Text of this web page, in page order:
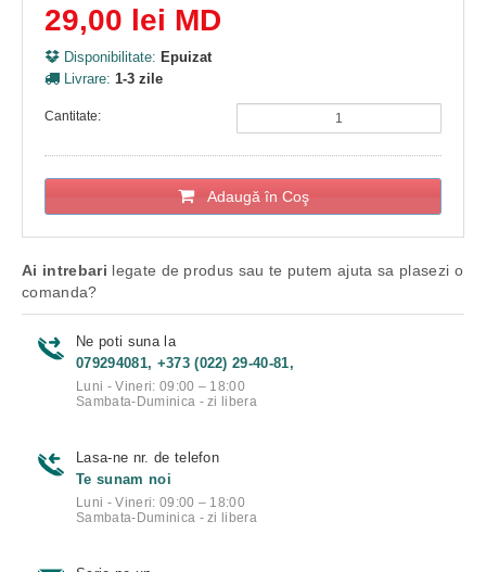
29,00 lei MD
Disponibilitate: Epuizat
Livrare: 1-3 zile
Cantitate:
Adaugă în Coş
Ai intrebari legate de produs sau te putem ajuta sa plasezi o
comanda?
Ne poti suna la
079294081, +373 (022) 29-40-81,
Luni - Vineri: 09:00 – 18:00
Sambata-Duminica - zi libera
Lasa-ne nr. de telefon
Te sunam noi
Luni - Vineri: 09:00 – 18:00
Sambata-Duminica - zi libera